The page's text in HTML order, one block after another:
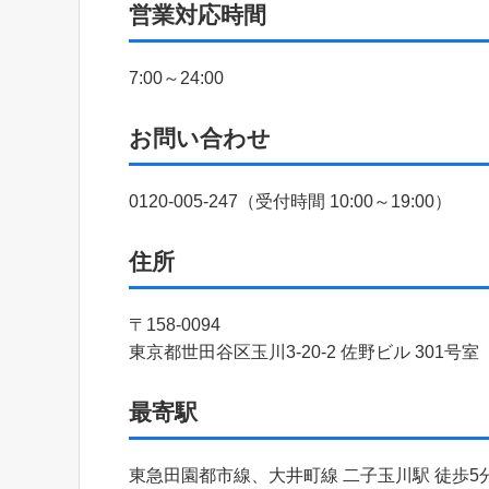
営業対応時間
7:00～24:00
お問い合わせ
0120-005-247（受付時間 10:00～19:00）
住所
〒158-0094
東京都世田谷区玉川3-20-2 佐野ビル 301号室
最寄駅
東急田園都市線、大井町線 二子玉川駅 徒歩5